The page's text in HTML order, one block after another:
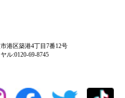
港区築港4丁目7番12号
ル:0120-69-8745